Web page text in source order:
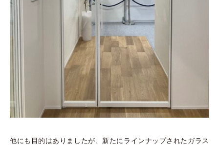
他にも目的はありましたが、新たにラインナップされたガラス